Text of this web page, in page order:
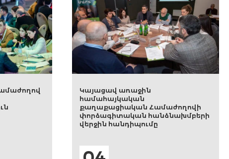
Պատմական
պատասխանատվություն
փորձագիտական հանձնախումբ.
չորրորդ առցանց հանդիպում